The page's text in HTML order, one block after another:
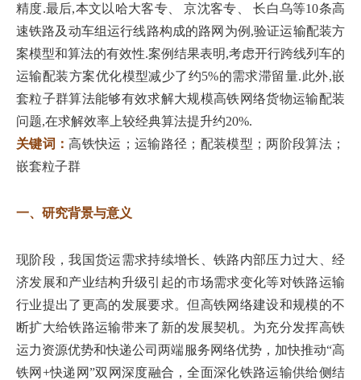
精度.最后,本文以哈大客专、 京沈客专、 长白乌等10条高
速铁路及动车组运行线路构成的路网为例,验证运输配装方
案模型和算法的有效性.案例结果表明,考虑开行跨线列车的
运输配装方案优化模型减少了约5%的需求滞留量.此外,嵌
套粒子群算法能够有效求解大规模高铁网络货物运输配装
问题,在求解效率上较经典算法提升约20%.
关键词：高铁快运；运输路径；配装模型；两阶段算法；
嵌套粒子群
一、研究背景与意义
现阶段，我国货运需求持续增长、铁路内部压力过大、经
济发展和产业结构升级引起的市场需求变化等对铁路运输
行业提出了更高的发展要求。但高铁网络建设和规模的不
断扩大给铁路运输带来了新的发展契机。为充分发挥高铁
运力资源优势和快递公司两端服务网络优势，加快推动“高
铁网+快递网”双网深度融合，全面深化铁路运输供给侧结